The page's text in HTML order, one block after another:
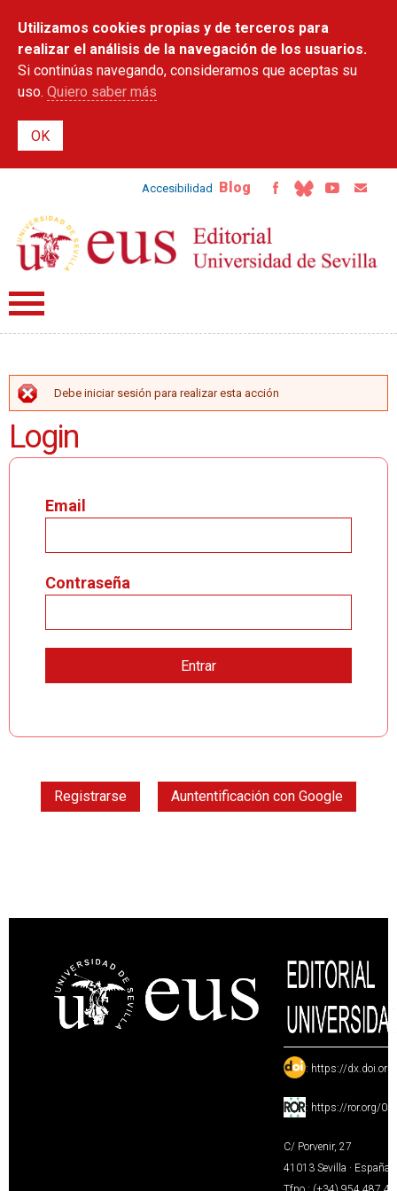
contenido
principal
Utilizamos cookies propias y de terceros para
realizar el análisis de la navegación de los usuarios.
Si continúas navegando, consideramos que aceptas su
uso. Quiero saber más
Accesibilidad Blog
MENSAJE DE ERROR
Debe iniciar sesión para realizar esta acción
Login
Email
Contraseña
Registrarse Auntentificación con Google
: https://
: https://ror.org/
C/ Porvenir, 27
41013 Sevilla · España